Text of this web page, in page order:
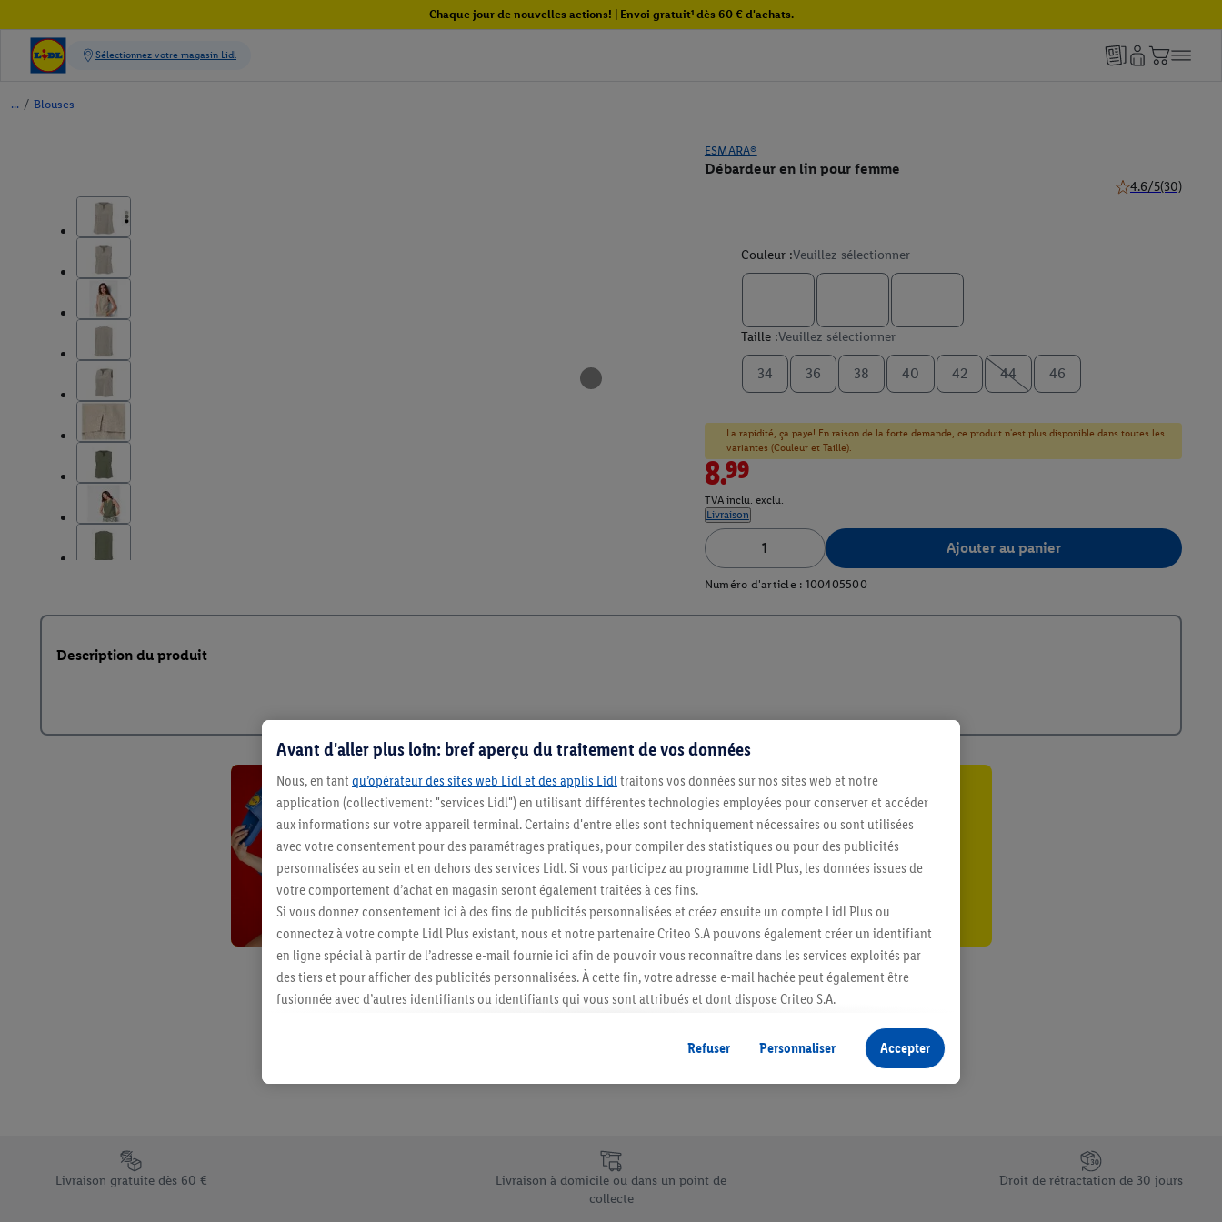
Chaque jour de nouvelles actions! | Envoi gratuit¹ dès 60 € d'achats.
/ Blouses
ESMARA®
Débardeur en lin pour femme
4.6/5(30)
Couleur :Veuillez sélectionner
Taille :Veuillez sélectionner
34 36 38 40 42 44 46
La rapidité, ça paye! En raison de la forte demande, ce produit n'est plus disponible dans toutes les
variantes (Couleur et Taille).
8.99
TVA inclu. exclu.
Livraison
Ajouter au panier
Numéro d'article : 100405500
Description du produit
Restez au courant
Abonnez-vous à la newsletter
S'abonner
Élément du pied de page avec les différents arguments de vente uniques de Lidl.be
Livraison gratuite dès 60 €
Livraison à domicile ou dans un point de
collecte
Droit de rétractation de 30 jours
Avant d'aller plus loin: bref aperçu du traitement de vos données
Nous, en tant qu’opérateur des sites web Lidl et des applis Lidltraitons vos données sur nos sites web et notre
application (collectivement: "services Lidl") en utilisant différentes technologies employées pour conserver et accéder
aux informations sur votre appareil terminal. Certains d'entre elles sont techniquement nécessaires ou sont utilisées
avec votre consentement pour des paramétrages pratiques, pour compiler des statistiques ou pour des publicités
personnalisées au sein et en dehors des services Lidl. Si vous participez au programme Lidl Plus, les données issues de
votre comportement d’achat en magasin seront également traitées à ces fins.
Si vous donnez consentement ici à des fins de publicités personnalisées et créez ensuite un compte Lidl Plus ou
connectez à votre compte Lidl Plus existant, nous et notre partenaire Criteo S.A pouvons également créer un identifiant
en ligne spécial à partir de l’adresse e-mail fournie ici afin de pouvoir vous reconnaître dans les services exploités par
des tiers et pour afficher des publicités personnalisées. À cette fin, votre adresse e-mail hachée peut également être
fusionnée avec d’autres identifiants ou identifiants qui vous sont attribués et dont dispose Criteo S.A.
vous avez montré de l’intérêt (par exemple en plaçant le produit dans un panier d’un webshop mais sans procéder à
l’achat) peuvent également être affichées sur plusieurs apppareils et plusieurs services de Lidl si plusieurs terminaux ou
plusieurs services de Lidl peuvent vous être attribués en utilisant votre adresse e-mail hachée et, le cas échéant, d’autres
En cliquant sur « Refuser », vous pouvez autoriser uniquement l’utilisation des technologies nécessaires. En cliquant sur
« Accepter », vous autorisez tous les traitements pour toutes les finalités susmentionnées. Vous trouverez de plus amples
Refuser Personnaliser Accepter